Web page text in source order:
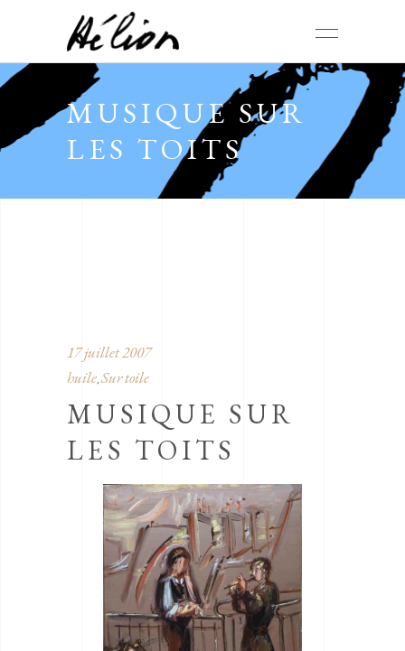
MUSIQUE SUR
LES TOITS
17 juillet 2007
huile, Sur toile
MUSIQUE SUR
LES TOITS